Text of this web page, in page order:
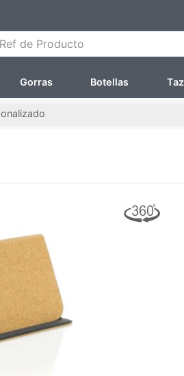
de Producto
Gorras Botellas